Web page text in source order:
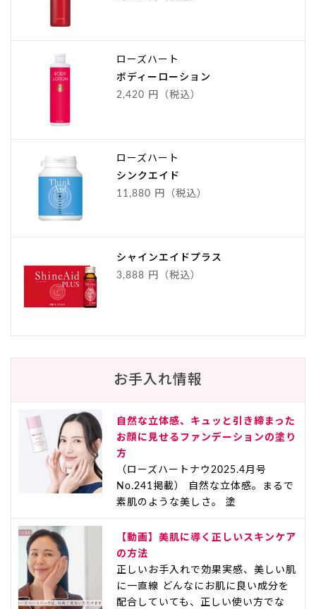
ローズハート
ボディーローション
2,420 円（税込）
ローズハート
シンクエイド
11,880 円（税込）
シャインエイドプラス
3,888 円（税込）
お手入れ情報
自然な立体感、キュッと引き締まった
お顔に見せるファンデーションの塗り
方
（ローズハートナウ2025.4月号
No.241掲載） 自然な立体感。まるで
素肌のような美しさ。 塗
【動画】美肌に導く正しいスキンケア
の方法
正しいお手入れで効果実感、美しい肌
に一直線 どんなにお肌に良い成分を
配合していても、正しい使い方でな